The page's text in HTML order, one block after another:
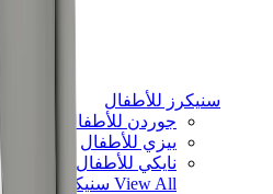
سنيكرز للأطفال
جوردن للأطفال
ييزي للأطفال
نايكي للأطفال
View All سنيكرز للأطفال